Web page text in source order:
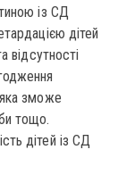
із СД
дітей
відсутності
яка зможе
тощо.
дітей із СД